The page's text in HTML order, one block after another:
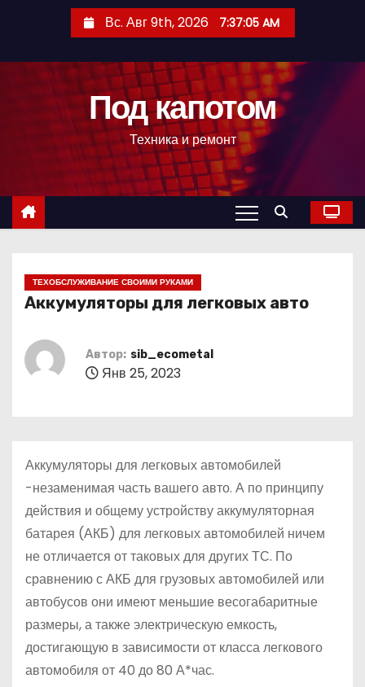
с
Вс. Авг 9th, 2026 7:37:06 AM
Под капотом
Техника и ремонт
ТЕХОБСЛУЖИВАНИЕ СВОИМИ РУКАМИ
Аккумуляторы для легковых авто
Автор: sib_ecometal
Янв 25, 2023
Аккумуляторы для легковых автомобилей
-незаменимая часть вашего авто. А по принципу
действия и общему устройству аккумуляторная
батарея (АКБ) для легковых автомобилей ничем
не отличается от таковых для других ТС. По
сравнению с АКБ для грузовых автомобилей или
автобусов они имеют меньшие весогабаритные
размеры, а также электрическую емкость,
достигающую в зависимости от класса легкового
автомобиля от 40 до 80 А*час.